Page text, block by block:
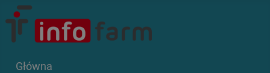
Główna